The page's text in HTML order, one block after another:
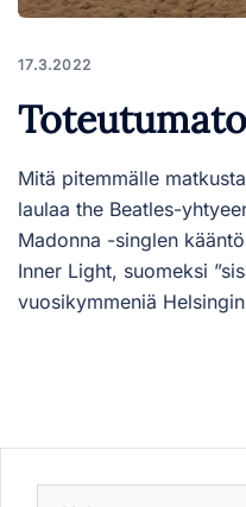
17.3.2022
Mitä pitemmälle
laulaa the Beatles-
Madonna -singlen
Inner Light, suomeksi
vuosikymmeniä